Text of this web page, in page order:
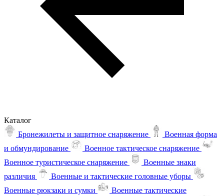
Каталог
Бронежилеты и защитное снаряжение
Военная форма
и обмундирование
Военное тактическое снаряжение
Военное туристическое снаряжение
Военные знаки
различия
Военные и тактические головные уборы
Военные рюкзаки и сумки
Военные тактические